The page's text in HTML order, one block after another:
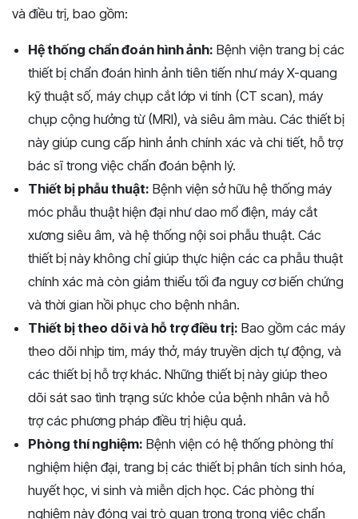
và điều trị, bao gồm:
Hệ thống chẩn đoán hình ảnh: Bệnh viện trang bị các
thiết bị chẩn đoán hình ảnh tiên tiến như máy X-quang
kỹ thuật số, máy chụp cắt lớp vi tính (CT scan), máy
chụp cộng hưởng từ (MRI), và siêu âm màu. Các thiết bị
này giúp cung cấp hình ảnh chính xác và chi tiết, hỗ trợ
bác sĩ trong việc chẩn đoán bệnh lý.
Thiết bị phẫu thuật: Bệnh viện sở hữu hệ thống máy
móc phẫu thuật hiện đại như dao mổ điện, máy cắt
xương siêu âm, và hệ thống nội soi phẫu thuật. Các
thiết bị này không chỉ giúp thực hiện các ca phẫu thuật
chính xác mà còn giảm thiểu tối đa nguy cơ biến chứng
và thời gian hồi phục cho bệnh nhân.
Thiết bị theo dõi và hỗ trợ điều trị: Bao gồm các máy
theo dõi nhịp tim, máy thở, máy truyền dịch tự động, và
các thiết bị hỗ trợ khác. Những thiết bị này giúp theo
dõi sát sao tình trạng sức khỏe của bệnh nhân và hỗ
trợ các phương pháp điều trị hiệu quả.
Phòng thí nghiệm: Bệnh viện có hệ thống phòng thí
nghiệm hiện đại, trang bị các thiết bị phân tích sinh hóa,
huyết học, vi sinh và miễn dịch học. Các phòng thí
nghiệm này đóng vai trò quan trọng trong việc chẩn